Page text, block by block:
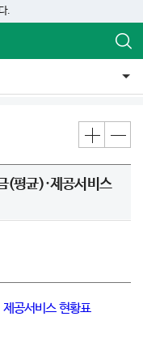
.
(평균)·제공서비스
공서비스 현황표